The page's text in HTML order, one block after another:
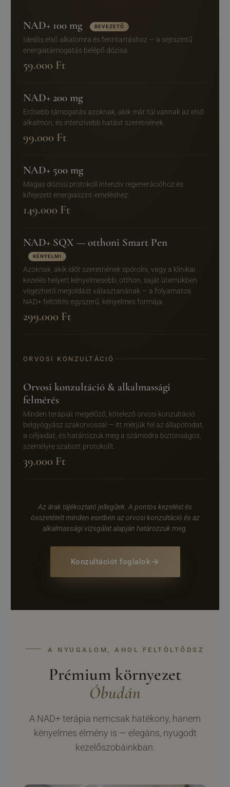
NAD+ 100 mg BEVEZETŐ
Ideális első alkalomra és fenntartáshoz — a sejtszintű
energiatámogatás belépő dózisa.
59.000 Ft
NAD+ 200 mg
Erősebb támogatás azoknak, akik már túl vannak az első
alkalmon, és intenzívebb hatást szeretnének.
99.000 Ft
NAD+ 500 mg
Magas dózisú protokoll intenzív regenerációhoz és
kifejezett energiaszint-emeléshez.
149.000 Ft
NAD+ SQX — otthoni Smart Pen
KÉNYELMI
Azoknak, akik időt szeretnének spórolni, vagy a klinikai
kezelés helyett kényelmesebb, otthon, saját ütemükben
végezhető megoldást választanának — a folyamatos
NAD+ feltöltés egyszerű, kényelmes formája.
299.000 Ft
ORVOSI KONZULTÁCIÓ
Orvosi konzultáció & alkalmassági
felmérés
Minden terápiát megelőző, kötelező orvosi konzultáció
belgyógyász szakorvossal — itt mérjük fel az állapotodat,
a céljaidat, és határozzuk meg a számodra biztonságos,
személyre szabott protokollt.
39.000 Ft
Az árak tájékoztató jellegűek. A pontos kezelést és
összetételt minden esetben az orvosi konzultáció és az
alkalmassági vizsgálat alapján határozzuk meg.
Konzultációt foglalok→
A NYUGALOM, AHOL FELTÖLTŐDSZ
Prémium környezet
Óbudán
A NAD+ terápia nemcsak hatékony, hanem
kényelmes élmény is — elegáns, nyugodt
kezelőszobáinkban.